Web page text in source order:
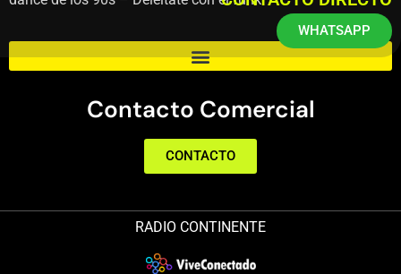
Contacto Comercial
CONTACTO
RADIO CONTINENTE
WHATSAPP